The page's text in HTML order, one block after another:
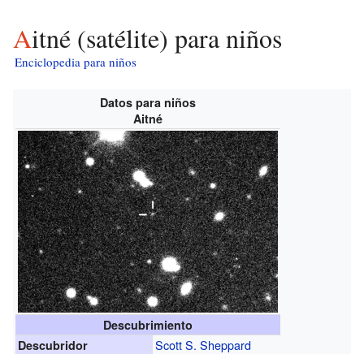
Aitné (satélite) para niños
Enciclopedia para niños
Datos para niños
Aitné
Descubrimiento
Descubridor
Scott S. Sheppard